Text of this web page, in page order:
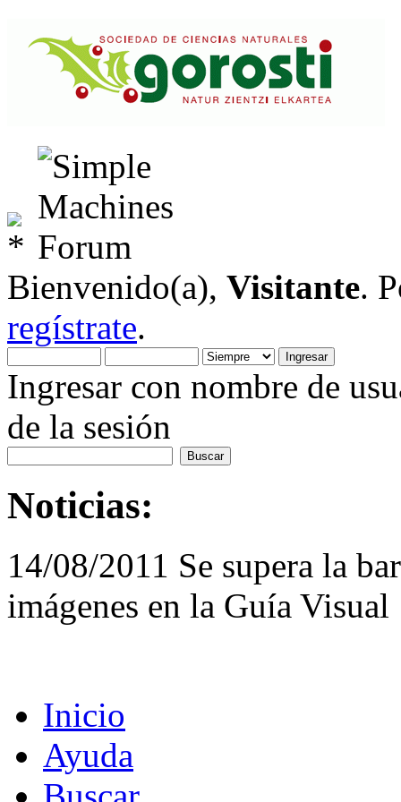
Bienvenido(a), Visitante.
regístrate.
Ingresar con nombre de
de la sesión
Noticias:
14/08/2011 Se supera la
imágenes en la Guía Visual
Inicio
Ayuda